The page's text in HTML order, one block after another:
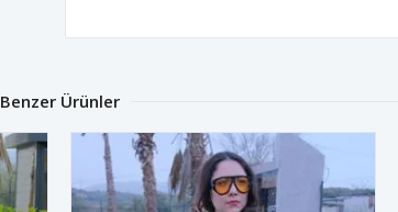
Benzer Ürünler